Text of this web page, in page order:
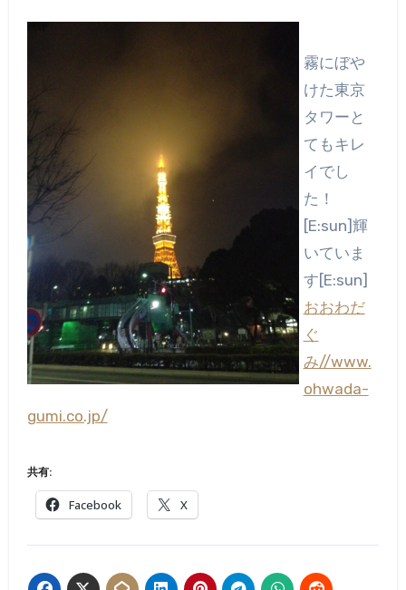
霧にぼや
けた東京
タワーと
てもキレ
イでし
た！
[E:sun]輝
いていま
す[E:sun]
おおわだ
ぐ
み//www.
ohwada-
gumi.co.jp/
共有:
Facebook X